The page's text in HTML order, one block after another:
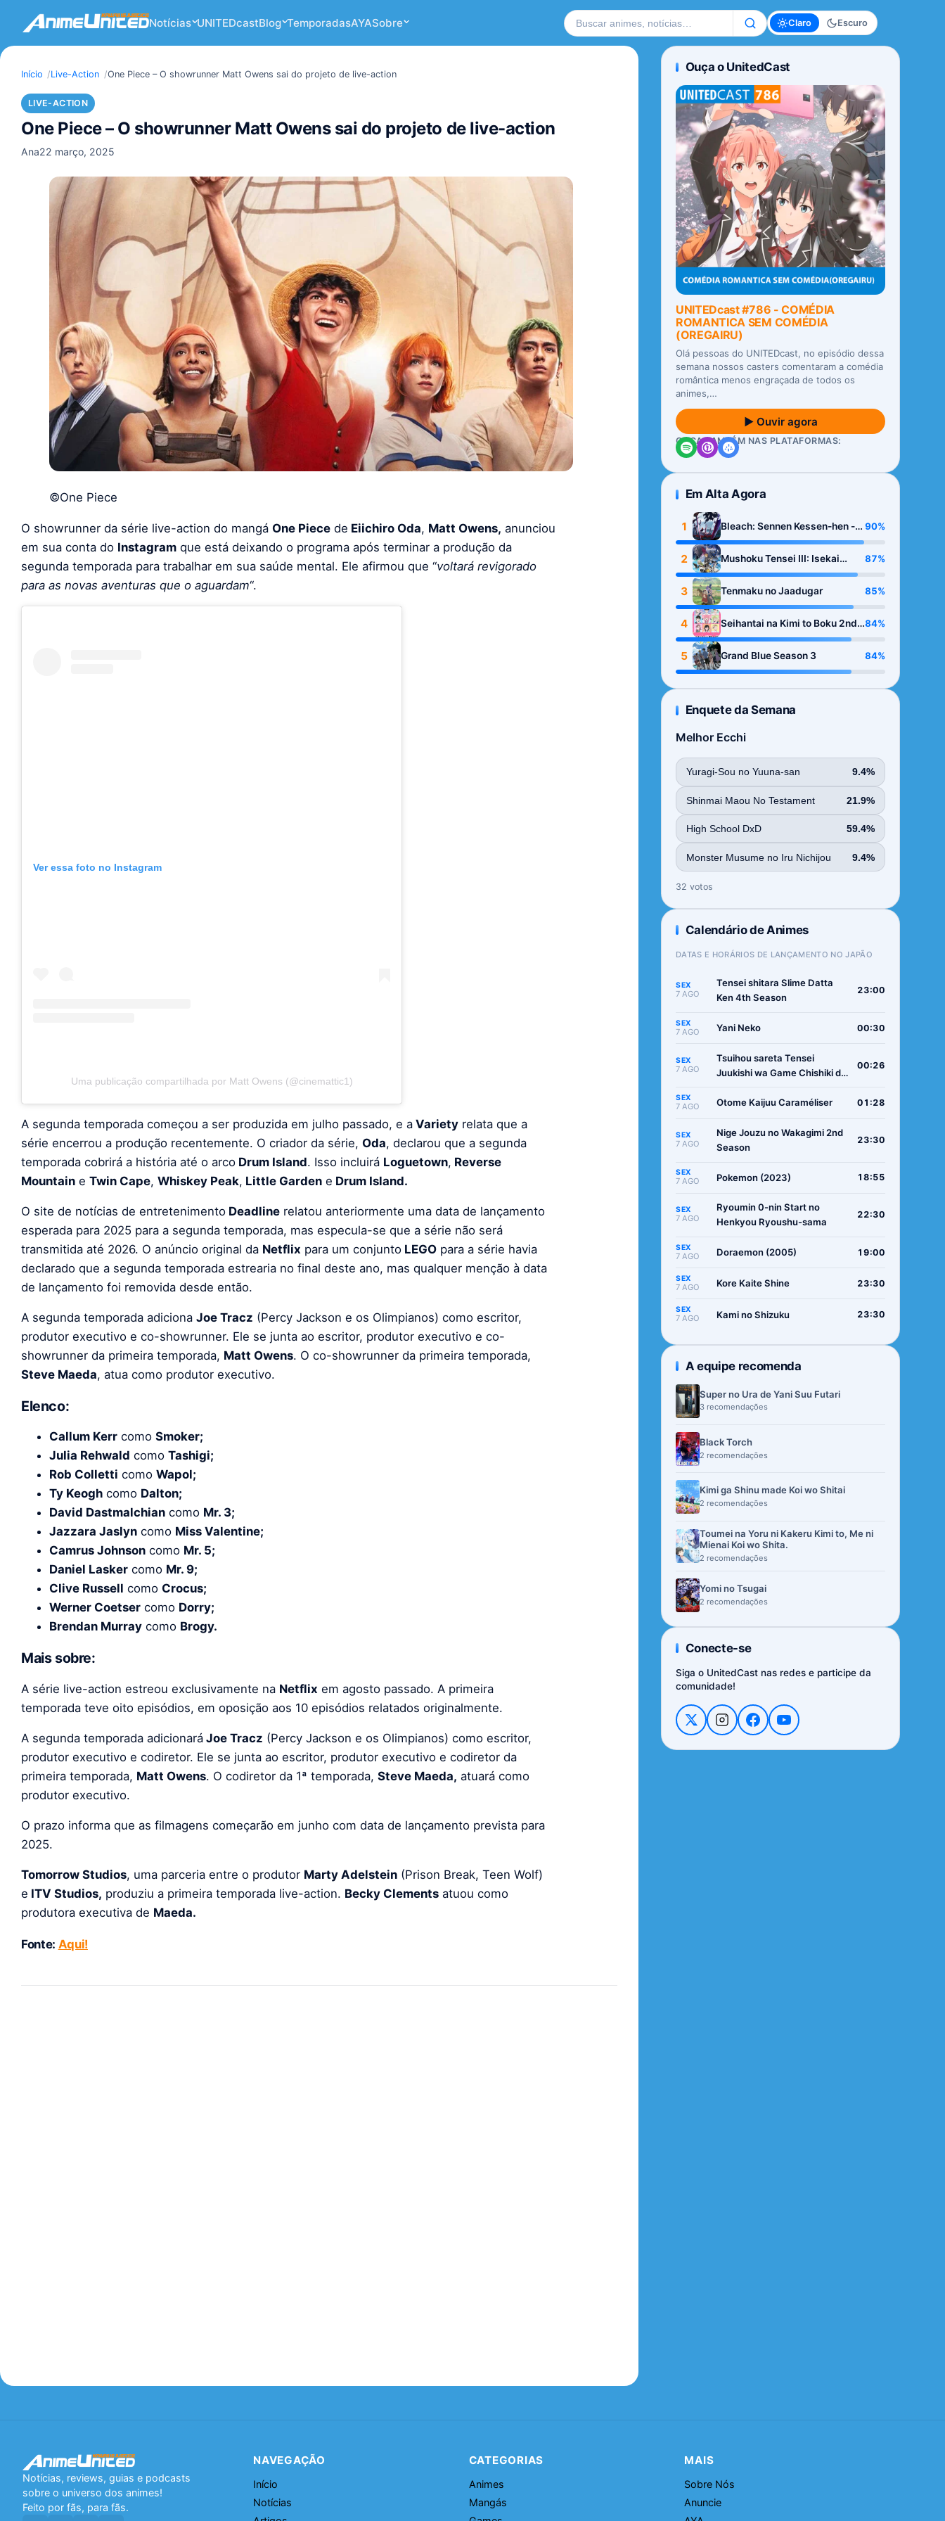
Notícias UNITEDcastBlog TemporadasAYASobre Buscar no site Claro Escuro
Início Live-Action One Piece – O showrunner Matt Owens sai do projeto de live-action
LIVE-ACTION
One Piece – O showrunner Matt Owens sai do projeto de live-action
Ana22 março, 2025
©One Piece
O showrunner da série live-action do mangá One Piece de Eiichiro Oda, Matt Owens, anunciou
em sua conta do Instagram que está deixando o programa após terminar a produção da
segunda temporada para trabalhar em sua saúde mental. Ele afirmou que “voltará revigorado
para as novas aventuras que o aguardam“.
Ver essa foto no Instagram
Uma publicação compartilhada por Matt Owens (@cinemattic1)
A segunda temporada começou a ser produzida em julho passado, e a Variety relata que a
série encerrou a produção recentemente. O criador da série, Oda, declarou que a segunda
temporada cobrirá a história até o arco Drum Island. Isso incluirá Loguetown, Reverse
Mountain e Twin Cape, Whiskey Peak, Little Garden e Drum Island.
O site de notícias de entretenimento Deadline relatou anteriormente uma data de lançamento
esperada para 2025 para a segunda temporada, mas especula-se que a série não será
transmitida até 2026. O anúncio original da Netflix para um conjunto LEGO para a série havia
declarado que a segunda temporada estrearia no final deste ano, mas qualquer menção à data
de lançamento foi removida desde então.
A segunda temporada adiciona Joe Tracz (Percy Jackson e os Olimpianos) como escritor,
produtor executivo e co-showrunner. Ele se junta ao escritor, produtor executivo e co-
showrunner da primeira temporada, Matt Owens. O co-showrunner da primeira temporada,
Steve Maeda, atua como produtor executivo.
Elenco:
Callum Kerr como Smoker;
Julia Rehwald como Tashigi;
Rob Colletti como Wapol;
Ty Keogh como Dalton;
David Dastmalchian como Mr. 3;
Jazzara Jaslyn como Miss Valentine;
Camrus Johnson como Mr. 5;
Daniel Lasker como Mr. 9;
Clive Russell como Crocus;
Werner Coetser como Dorry;
Brendan Murray como Brogy.
Mais sobre:
A série live-action estreou exclusivamente na Netflix em agosto passado. A primeira
temporada teve oito episódios, em oposição aos 10 episódios relatados originalmente.
A segunda temporada adicionará Joe Tracz (Percy Jackson e os Olimpianos) como escritor,
produtor executivo e codiretor. Ele se junta ao escritor, produtor executivo e codiretor da
primeira temporada, Matt Owens. O codiretor da 1ª temporada, Steve Maeda, atuará como
produtor executivo.
O prazo informa que as filmagens começarão em junho com data de lançamento prevista para
2025.
Tomorrow Studios, uma parceria entre o produtor Marty Adelstein (Prison Break, Teen Wolf)
e ITV Studios, produziu a primeira temporada live-action. Becky Clements atuou como
produtora executiva de Maeda.
Fonte: Aqui!
Ouça o UnitedCast
UNITEDcast #786 - COMÉDIA
ROMANTICA SEM COMÉDIA
(OREGAIRU)
Olá pessoas do UNITEDcast, no episódio dessa
semana nossos casters comentaram a comédia
romântica menos engraçada de todos os
animes,…
▶ Ouvir agora
OUÇA TAMBÉM NAS PLATAFORMAS:
Em Alta Agora
1
Bleach: Sennen Kessen-hen -
Kashin-tan
90%
2
Mushoku Tensei III: Isekai
Ittara Honki Dasu
87%
3 Tenmaku no Jaadugar 85%
4
Seihantai na Kimi to Boku 2nd
Season
84%
5 Grand Blue Season 3 84%
Enquete da Semana
Melhor Ecchi
Yuragi-Sou no Yuuna-san 9.4%
Shinmai Maou No Testament 21.9%
High School DxD 59.4%
Monster Musume no Iru Nichijou 9.4%
32 votos
Calendário de Animes
DATAS E HORÁRIOS DE LANÇAMENTO NO JAPÃO
SEX
7 AGO
Tensei shitara Slime Datta
Ken 4th Season
23:00
SEX
7 AGO Yani Neko 00:30
SEX
7 AGO
Tsuihou sareta Tensei
Juukishi wa Game Chishiki de
00:26
SEX
7 AGO Otome Kaijuu Caraméliser 01:28
SEX
7 AGO
Nige Jouzu no Wakagimi 2nd
Season
23:30
SEX
7 AGO Pokemon (2023) 18:55
SEX
7 AGO
Ryoumin 0-nin Start no
Henkyou Ryoushu-sama
22:30
SEX
7 AGO Doraemon (2005) 19:00
SEX
7 AGO Kore Kaite Shine 23:30
SEX
7 AGO Kami no Shizuku 23:30
A equipe recomenda
Super no Ura de Yani Suu Futari
3 recomendações
Black Torch
2 recomendações
Kimi ga Shinu made Koi wo Shitai
2 recomendações
Toumei na Yoru ni Kakeru Kimi to, Me ni
Mienai Koi wo Shita.
2 recomendações
Yomi no Tsugai
2 recomendações
Conecte-se
Siga o UnitedCast nas redes e participe da
comunidade!
Notícias, reviews, guias e podcasts
sobre o universo dos animes!
Feito por fãs, para fãs.
NAVEGAÇÃO
Início
Notícias
CATEGORIAS
Animes
Mangás
MAIS
Sobre Nós
Anuncie